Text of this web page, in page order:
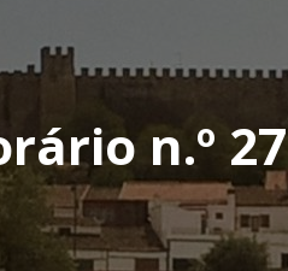
n.º 27